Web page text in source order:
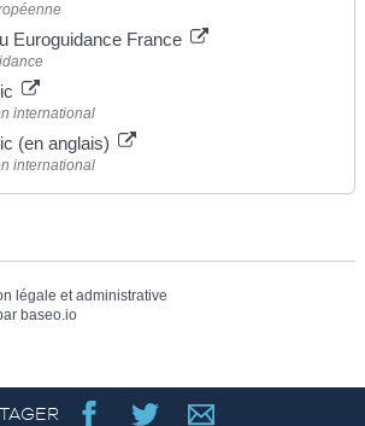
Euroguidance France
international
(en anglais)
international
légale et administrative
baseo.io